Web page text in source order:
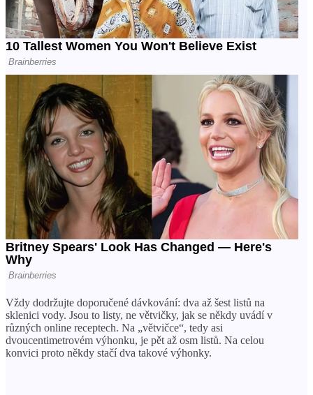
Vždy dodržujte doporučené dávkování: dva až šest listů na
sklenici vody. Jsou to listy, ne větvičky, jak se někdy uvádí v
různých online receptech. Na „větvičce“, tedy asi
dvoucentimetrovém výhonku, je pět až osm listů. Na celou
konvici proto někdy stačí dva takové výhonky.